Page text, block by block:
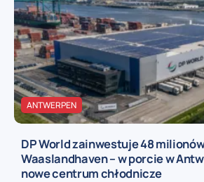
ANTWERPEN
DP World zainwestuje 48
Waaslandhaven – w porcie w
nowe centrum chłodnicze